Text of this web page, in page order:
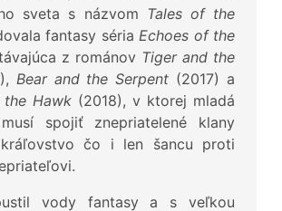
sveta s názvom
Tales of the
fantasy séria Echoes of the
z románov Tiger and the
Bear and the Serpent (2017) a
the Hawk (2018), v ktorej mladá
spojiť znepriatelené klany
čo i len šancu proti
vody fantasy a s veľkou